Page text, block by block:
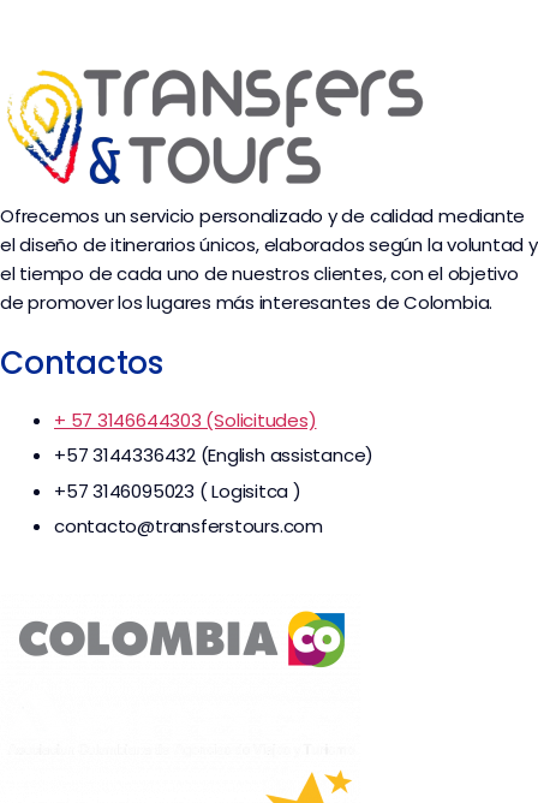
Ofrecemos un servicio personalizado y de calidad mediante
el diseño de itinerarios únicos, elaborados según la voluntad y
el tiempo de cada uno de nuestros clientes, con el objetivo
de promover los lugares más interesantes de Colombia.
Contactos
+ 57 3146644303 (Solicitudes)
+57 3144336432 (English assistance)
+57 3146095023 ( Logisitca )
contacto@transferstours.com